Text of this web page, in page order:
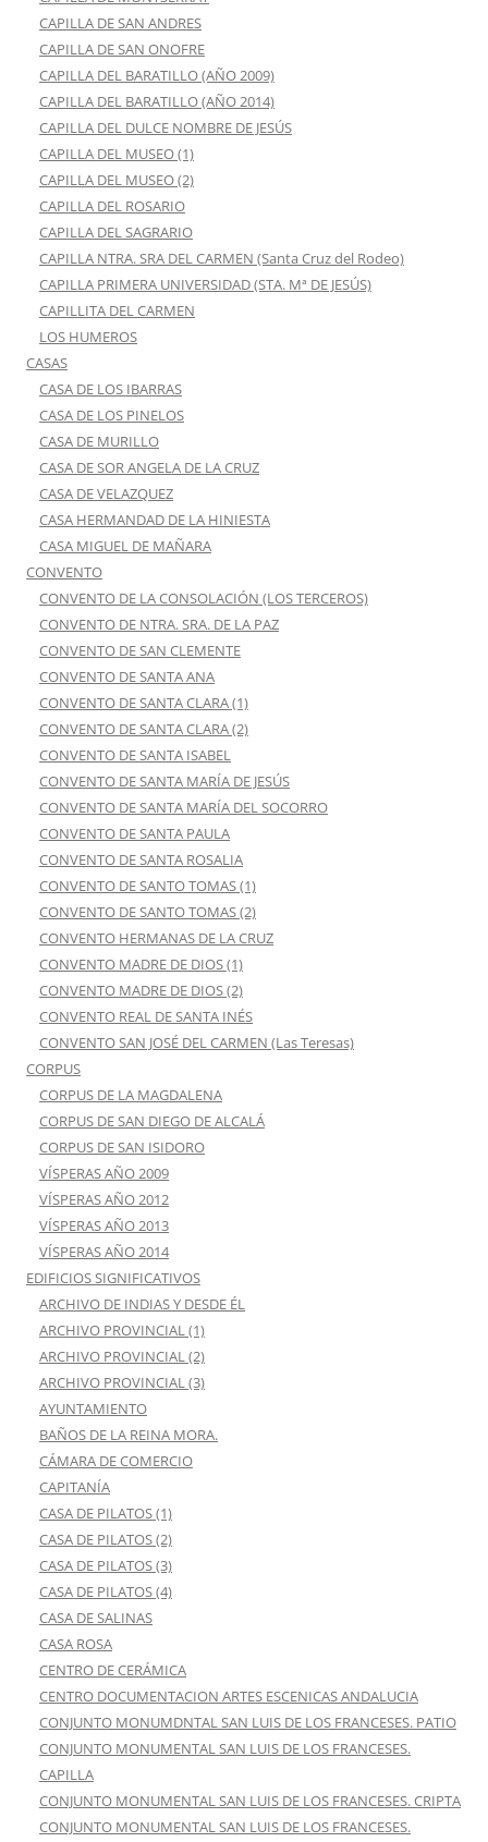
CAPILLA DE SAN ANDRES
CAPILLA DE SAN ONOFRE
CAPILLA DEL BARATILLO (AÑO 2009)
CAPILLA DEL BARATILLO (AÑO 2014)
CAPILLA DEL DULCE NOMBRE DE JESÚS
CAPILLA DEL MUSEO (1)
CAPILLA DEL MUSEO (2)
CAPILLA DEL ROSARIO
CAPILLA DEL SAGRARIO
CAPILLA NTRA. SRA DEL CARMEN (Santa Cruz del Rodeo)
CAPILLA PRIMERA UNIVERSIDAD (STA. Mª DE JESÚS)
CAPILLITA DEL CARMEN
LOS HUMEROS
CASAS
CASA DE LOS IBARRAS
CASA DE LOS PINELOS
CASA DE MURILLO
CASA DE SOR ANGELA DE LA CRUZ
CASA DE VELAZQUEZ
CASA HERMANDAD DE LA HINIESTA
CASA MIGUEL DE MAÑARA
CONVENTO
CONVENTO DE LA CONSOLACIÓN (LOS TERCEROS)
CONVENTO DE NTRA. SRA. DE LA PAZ
CONVENTO DE SAN CLEMENTE
CONVENTO DE SANTA ANA
CONVENTO DE SANTA CLARA (1)
CONVENTO DE SANTA CLARA (2)
CONVENTO DE SANTA ISABEL
CONVENTO DE SANTA MARÍA DE JESÚS
CONVENTO DE SANTA MARÍA DEL SOCORRO
CONVENTO DE SANTA PAULA
CONVENTO DE SANTA ROSALIA
CONVENTO DE SANTO TOMAS (1)
CONVENTO DE SANTO TOMAS (2)
CONVENTO HERMANAS DE LA CRUZ
CONVENTO MADRE DE DIOS (1)
CONVENTO MADRE DE DIOS (2)
CONVENTO REAL DE SANTA INÉS
CONVENTO SAN JOSÉ DEL CARMEN (Las Teresas)
CORPUS
CORPUS DE LA MAGDALENA
CORPUS DE SAN DIEGO DE ALCALÁ
CORPUS DE SAN ISIDORO
VÍSPERAS AÑO 2009
VÍSPERAS AÑO 2012
VÍSPERAS AÑO 2013
VÍSPERAS AÑO 2014
EDIFICIOS SIGNIFICATIVOS
ARCHIVO DE INDIAS Y DESDE ÉL
ARCHIVO PROVINCIAL (1)
ARCHIVO PROVINCIAL (2)
ARCHIVO PROVINCIAL (3)
AYUNTAMIENTO
BAÑOS DE LA REINA MORA.
CÁMARA DE COMERCIO
CAPITANÍA
CASA DE PILATOS (1)
CASA DE PILATOS (2)
CASA DE PILATOS (3)
CASA DE PILATOS (4)
CASA DE SALINAS
CASA ROSA
CENTRO DE CERÁMICA
CENTRO DOCUMENTACION ARTES ESCENICAS ANDALUCIA
CONJUNTO MONUMDNTAL SAN LUIS DE LOS FRANCESES. PATIO
CONJUNTO MONUMENTAL SAN LUIS DE LOS FRANCESES.
CAPILLA
CONJUNTO MONUMENTAL SAN LUIS DE LOS FRANCESES. CRIPTA
CONJUNTO MONUMENTAL SAN LUIS DE LOS FRANCESES.